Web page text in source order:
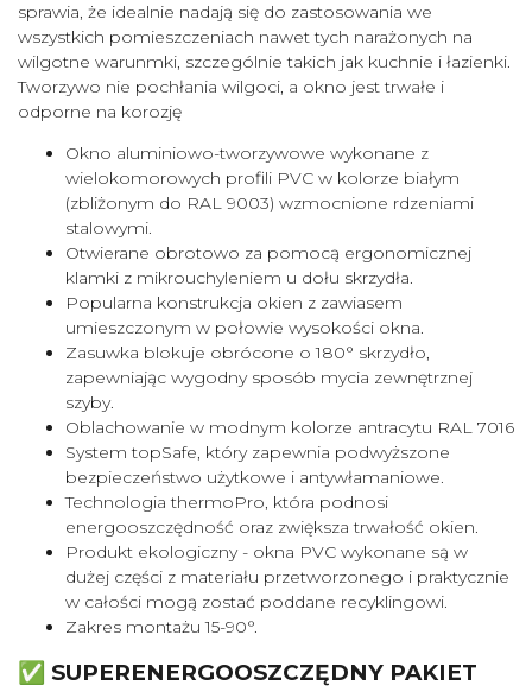
sprawia, że idealnie nadają się do zastosowania we
wszystkich pomieszczeniach nawet tych narażonych na
wilgotne warunmki, szczególnie takich jak kuchnie i łazienki.
Tworzywo nie pochłania wilgoci, a okno jest trwałe i
odporne na korozję
Okno aluminiowo-tworzywowe wykonane z
wielokomorowych profili PVC w kolorze białym
(zbliżonym do RAL 9003) wzmocnione rdzeniami
stalowymi.
Otwierane obrotowo za pomocą ergonomicznej
klamki z mikrouchyleniem u dołu skrzydła.
Popularna konstrukcja okien z zawiasem
umieszczonym w połowie wysokości okna.
Zasuwka blokuje obrócone o 180° skrzydło,
zapewniając wygodny sposób mycia zewnętrznej
szyby.
Oblachowanie w modnym kolorze antracytu RAL 7016
System topSafe, który zapewnia podwyższone
bezpieczeństwo użytkowe i antywłamaniowe.
Technologia thermoPro, która podnosi
energooszczędność oraz zwiększa trwałość okien.
Produkt ekologiczny - okna PVC wykonane są w
dużej części z materiału przetworzonego i praktycznie
w całości mogą zostać poddane recyklingowi.
Zakres montażu 15-90°.
✅ SUPERENERGOOSZCZĘDNY PAKIET